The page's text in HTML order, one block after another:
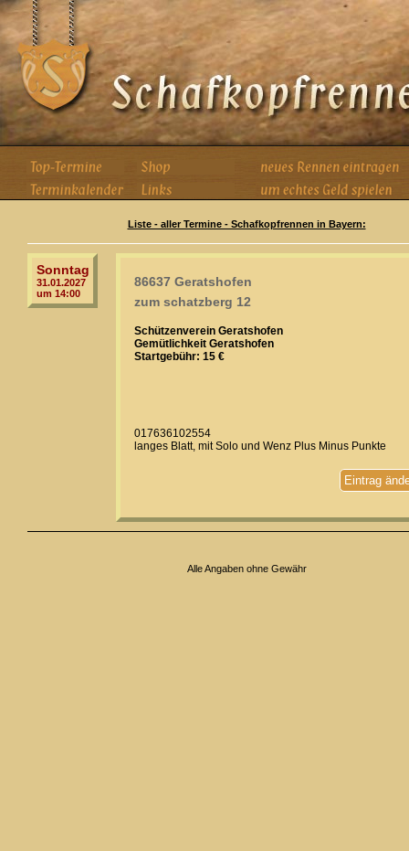
Liste - aller Termine - Schafkopfrennen in Bayern:
Sonntag
31.01.2027
um 14:00
86637 Geratshofen
zum schatzberg 12
Schützenverein Geratshofen
Gemütlichkeit Geratshofen
Startgebühr: 15 €
017636102554
langes Blatt, mit Solo und Wenz Plus Minus Punkte
Eintrag
Alle Angaben ohne Gewähr